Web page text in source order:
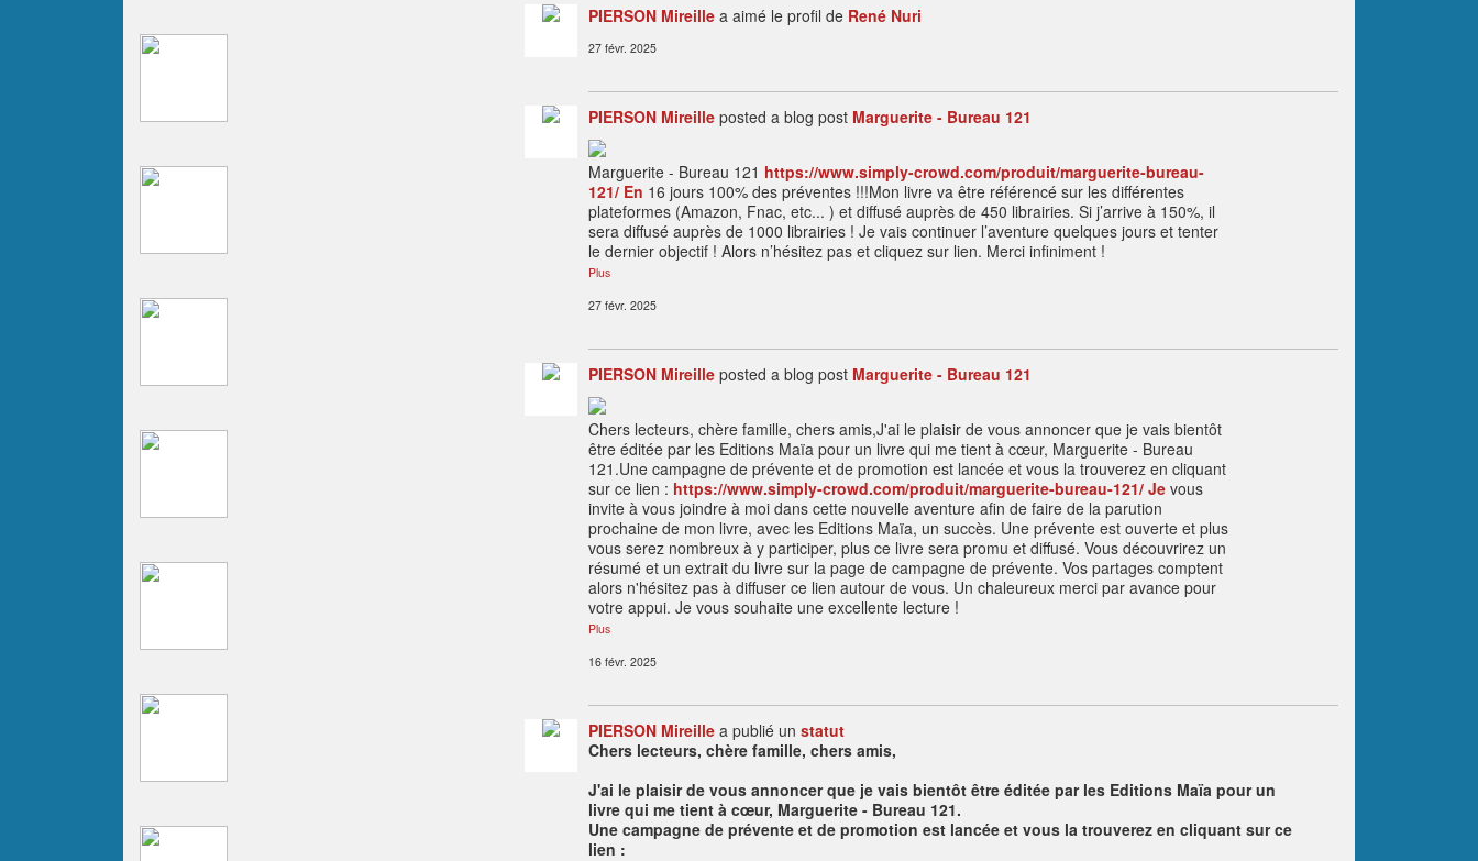
PIERSON Mireille a aimé le profil de René Nuri
27 févr. 2025
PIERSON Mireille posted a blog post Marguerite - Bureau 121
Marguerite - Bureau 121 https://www.simply-crowd.com/produit/marguerite-bureau-
121/ En 16 jours 100% des préventes !!!Mon livre va être référencé sur les différentes
plateformes (Amazon, Fnac, etc... ) et diffusé auprès de 450 librairies. Si j’arrive à 150%, il
sera diffusé auprès de 1000 librairies ! Je vais continuer l’aventure quelques jours et tenter
le dernier objectif ! Alors n’hésitez pas et cliquez sur lien. Merci infiniment !
Plus
27 févr. 2025
PIERSON Mireille posted a blog post Marguerite - Bureau 121
Chers lecteurs, chère famille, chers amis,J'ai le plaisir de vous annoncer que je vais bientôt
être éditée par les Editions Maïa pour un livre qui me tient à cœur, Marguerite - Bureau
121.Une campagne de prévente et de promotion est lancée et vous la trouverez en cliquant
sur ce lien : https://www.simply-crowd.com/produit/marguerite-bureau-121/ Je vous
invite à vous joindre à moi dans cette nouvelle aventure afin de faire de la parution
prochaine de mon livre, avec les Editions Maïa, un succès. Une prévente est ouverte et plus
vous serez nombreux à y participer, plus ce livre sera promu et diffusé. Vous découvrirez un
résumé et un extrait du livre sur la page de campagne de prévente. Vos partages comptent
alors n'hésitez pas à diffuser ce lien autour de vous. Un chaleureux merci par avance pour
votre appui. Je vous souhaite une excellente lecture !
Plus
16 févr. 2025
PIERSON Mireille a publié un statut
Chers lecteurs, chère famille, chers amis,
J'ai le plaisir de vous annoncer que je vais bientôt être éditée par les Editions Maïa pour un
livre qui me tient à cœur, Marguerite - Bureau 121.
Une campagne de prévente et de promotion est lancée et vous la trouverez en cliquant sur ce
lien :